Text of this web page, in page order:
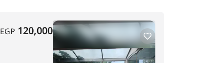
120,000
EGP